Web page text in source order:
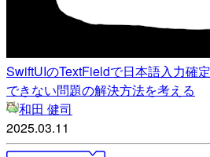
SwiftUIのTextFieldで日本語入力確
できない問題の解決方法を考える
和田 健司
2025.03.11